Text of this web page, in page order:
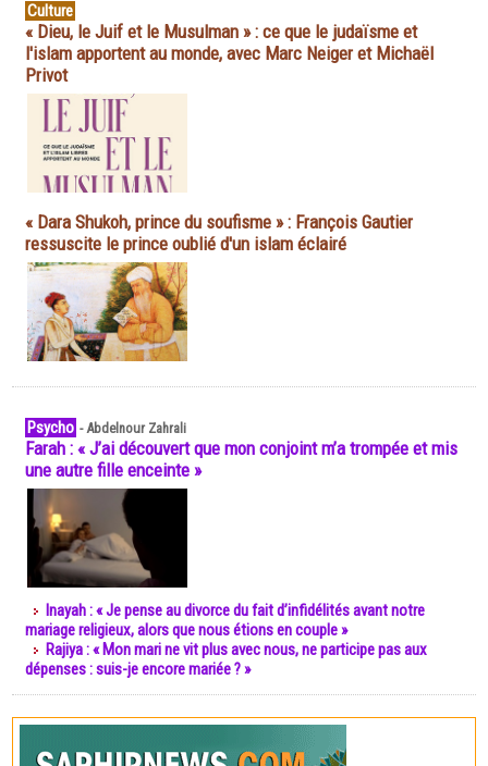
Culture
« Dieu, le Juif et le Musulman » : ce que le judaïsme et
l'islam apportent au monde, avec Marc Neiger et Michaël
Privot
« Dara Shukoh, prince du soufisme » : François Gautier
ressuscite le prince oublié d'un islam éclairé
Psycho -Abdelnour Zahrali
Farah : « J’ai découvert que mon conjoint m’a trompée et mis
une autre fille enceinte »
Inayah : « Je pense au divorce du fait d’infidélités avant notre
mariage religieux, alors que nous étions en couple »
Rajiya : « Mon mari ne vit plus avec nous, ne participe pas aux
dépenses : suis-je encore mariée ? »